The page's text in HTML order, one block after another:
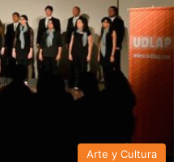
Arte y Cultura